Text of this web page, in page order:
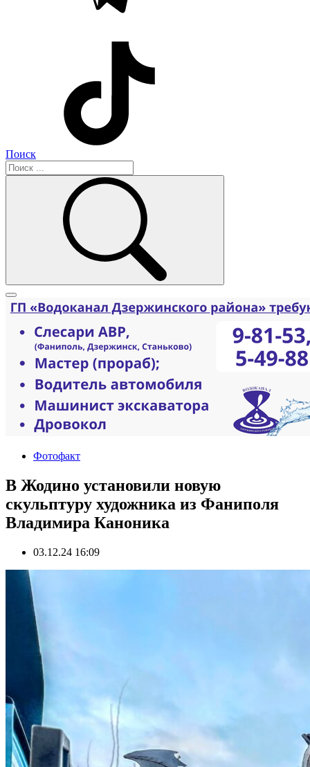
Поиск
Фотофакт
В Жодино установили новую
скульптуру художника из Фаниполя
Владимира Каноника
03.12.24 16:09